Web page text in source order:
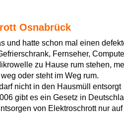
Osnabrück
und hatte schon mal einen
Fernseher,
zu Hause rum stehen,
oder steht im Weg rum.
nicht in den Hausmüll entsorgt
gibt es ein Gesetz in
von Elektroschrott nur auf